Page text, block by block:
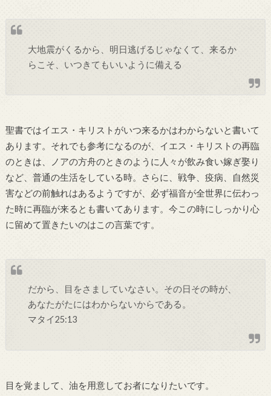
大地震がくるから、明日逃げるじゃなくて、来るか
らこそ、いつきてもいいように備える
聖書ではイエス・キリストがいつ来るかはわからないと書いて
あります。それでも参考になるのが、イエス・キリストの再臨
のときは、ノアの方舟のときのように人々が飲み食い嫁ぎ娶り
など、普通の生活をしている時。さらに、戦争、疫病、自然災
害などの前触れはあるようですが、必ず福音が全世界に伝わっ
た時に再臨が来るとも書いてあります。今この時にしっかり心
に留めて置きたいのはこの言葉です。
だから、目をさましていなさい。その日その時が、
あなたがたにはわからないからである。
マタイ25:13
目を覚まして、油を用意してお者になりたいです。